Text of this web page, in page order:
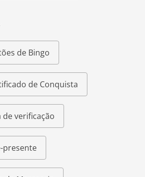
de Bingo
de Conquista
verificação
presente